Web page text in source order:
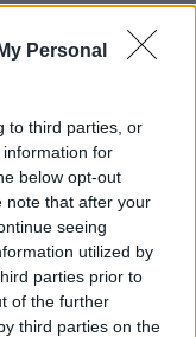
Personal
to third parties, or
for
below opt-out
note that after your
seeing
utilized by
parties prior to
of the further
third parties on the
al futuro
L1e-B in Europa, il
negli ultimi 6 anni e, in
posizione nel mercato
del settore dagli
a quelli elettrici
di mercato L3e-A1,
modello.